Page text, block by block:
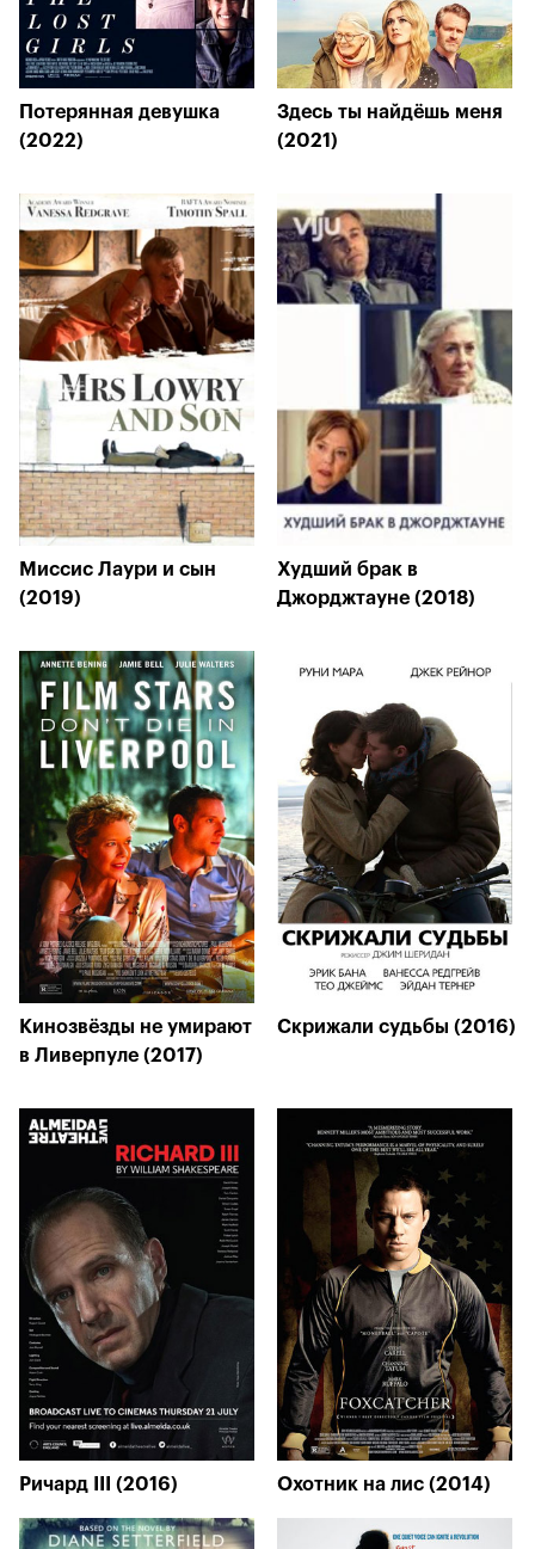
Потерянная девушка
(2022)
Здесь ты найдёшь меня
(2021)
Миссис Лаури и сын
(2019)
Худший брак в
Джорджтауне (2018)
Кинозвёзды не умирают
в Ливерпуле (2017)
Скрижали судьбы (2016)
Ричард III (2016) Охотник на лис (2014)